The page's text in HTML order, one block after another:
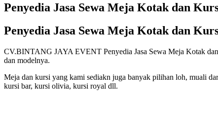
Penyedia Jasa Sewa Meja Kotak dan
Penyedia Jasa Sewa Meja Kotak dan
CV.BINTANG JAYA EVENT Penyedia Jasa Sewa Meja Kotak
dan modelnya.
Meja dan kursi yang kami sediakn juga banyak pilihan loh, muali
kursi bar, kursi olivia, kursi royal dll.